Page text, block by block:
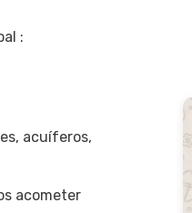
:
acuíferos,
acometer